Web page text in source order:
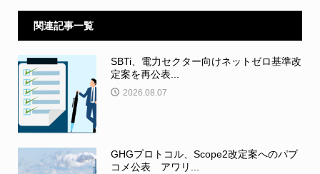
関連記事一覧
SBTi、電力セクター向けネットゼロ基準改
定案を再公表...
2026.08.07
GHGプロトコル、Scope2改定案へのパブ
コメ公表 アワリ...